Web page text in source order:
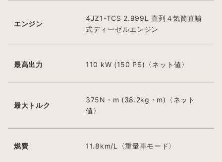
エンジン
4JZ1-TCS 2.999L 直列４気筒直噴
式ディーゼルエンジン
最高出力 110 kW (150 PS)〈ネット値〉
最大トルク
375N・m (38.2kg・m)〈ネット
値〉
燃費 11.8km/L〈重量車モード〉